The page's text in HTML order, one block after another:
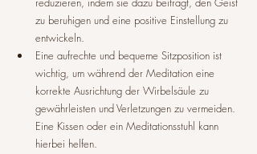
zu beruhigen und eine positive Einstellung zu
entwickeln.
Eine aufrechte und bequeme Sitzposition ist
wichtig, um während der Meditation eine
korrekte Ausrichtung der Wirbelsäule zu
gewährleisten und Verletzungen zu vermeiden.
Eine Kissen oder ein Meditationsstuhl kann
hierbei helfen.